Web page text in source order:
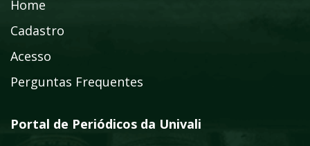
Home
Cadastro
Acesso
Perguntas Frequentes
Portal de Periódicos da Univali